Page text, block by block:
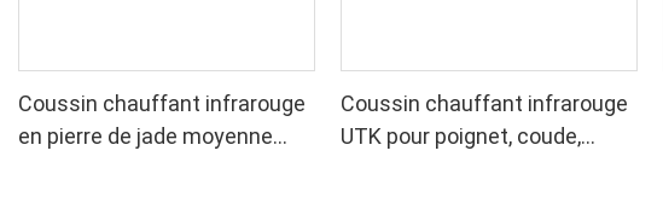
Coussin chauffant infrarouge
en pierre de jade moyenne
Coussin chauffant infrarouge
UTK pour poignet, coude,